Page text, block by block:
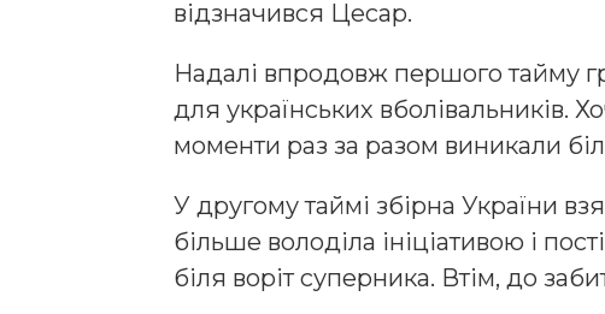
відзначився Цесар.
Надалі впродовж першого тайму
для українських вболівальників.
моменти раз за разом виникали
У другому таймі збірна України
більше володіла ініціативою і
біля воріт суперника. Втім, до